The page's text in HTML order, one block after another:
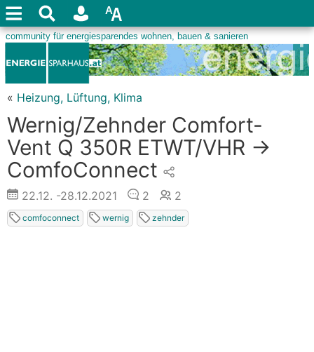
« Heizung, Lüftung, Klima
Wernig/Zehnder Comfort-
Vent Q 350R ETWT/VHR ->
ComfoConnect
22.12. -28.12.2021 2 2
comfoconnect wernig zehnder